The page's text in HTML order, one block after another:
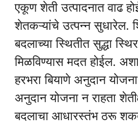
एकूण शेती उत्पादनात वाढ
शेतकऱ्यांचे उत्पन्न सुधारेल.
बदलाच्या स्थितीत सुद्धा
मिळविण्यास मदत होईल.
हरभरा बियाणे अनुदान
अनुदान योजना न राहता
बदलाचा आधारस्तंभ ठरू